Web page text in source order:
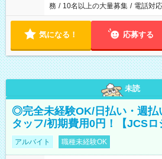
務 / 10名以上の大量募集 / 電話対
気になる！ 応募する
未読
◎完全未経験OK/日払い・週払
タッフ/初期費用0円！【JCSロ
アルバイト 職種未経験OK